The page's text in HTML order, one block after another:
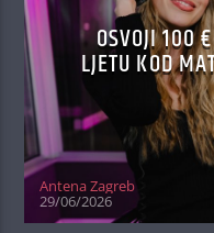
OSVOJI 100
LJETU KOD
Antena Zagreb
29/06/2026